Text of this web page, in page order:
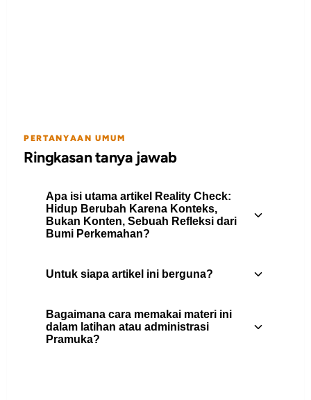
PERTANYAAN UMUM
Ringkasan tanya jawab
Apa isi utama artikel Reality Check:
Hidup Berubah Karena Konteks,
Bukan Konten, Sebuah Refleksi dari
Bumi Perkemahan?
Pramuka. Simak penjelasan, tips, dan
manfaatnya.
Untuk siapa artikel ini berguna?
Artikel ini berguna untuk pembina
Pramuka, peserta didik, pengurus gugus
Bagaimana cara memakai materi ini
dalam latihan atau administrasi
Pramuka?